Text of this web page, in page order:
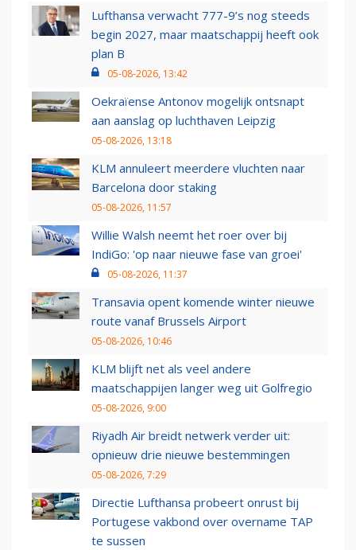
Lufthansa verwacht 777-9’s nog steeds
begin 2027, maar maatschappij heeft ook
plan B
05-08-2026, 13:42
Oekraïense Antonov mogelijk ontsnapt
aan aanslag op luchthaven Leipzig
05-08-2026, 13:18
KLM annuleert meerdere vluchten naar
Barcelona door staking
05-08-2026, 11:57
Willie Walsh neemt het roer over bij
IndiGo: 'op naar nieuwe fase van groei'
05-08-2026, 11:37
Transavia opent komende winter nieuwe
route vanaf Brussels Airport
05-08-2026, 10:46
KLM blijft net als veel andere
maatschappijen langer weg uit Golfregio
05-08-2026, 9:00
Riyadh Air breidt netwerk verder uit:
opnieuw drie nieuwe bestemmingen
05-08-2026, 7:29
Directie Lufthansa probeert onrust bij
Portugese vakbond over overname TAP
te sussen